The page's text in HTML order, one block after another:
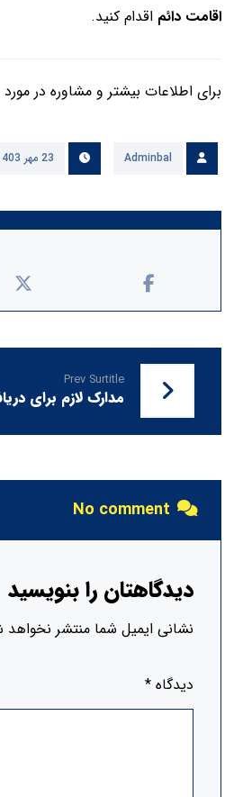
اقامت دائم اقدام کنید.
برای اطلاعات بیشتر و مشاوره در مورد
Adminbal 23 مهر 1403
Prev Surtitle
مدارک لازم برای
No comment
دیدگاهتان را بنویسید
نشانی ایمیل شما منتشر
دیدگاه *